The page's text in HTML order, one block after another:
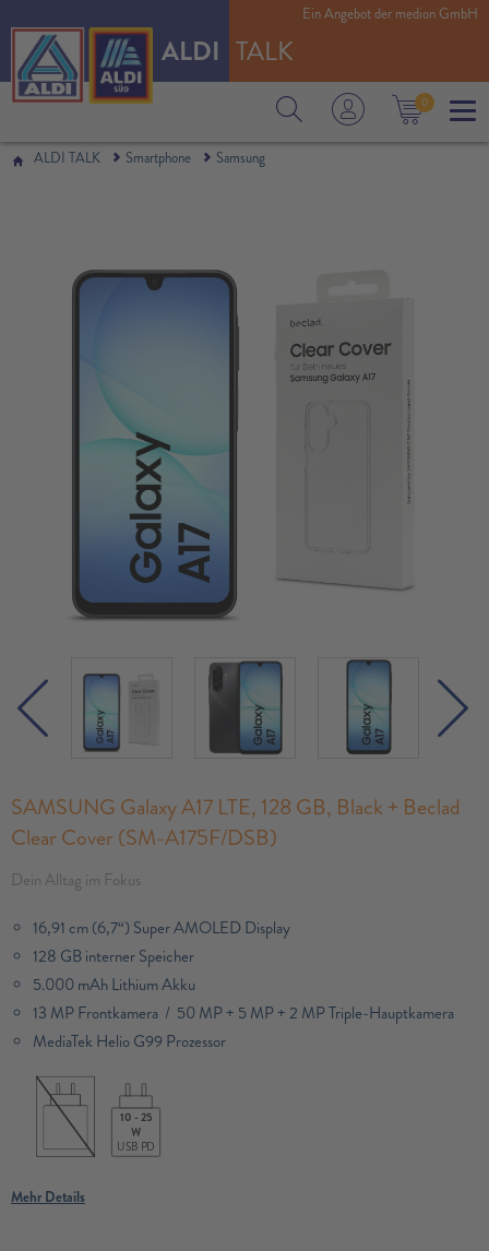
ALDI TALK
0
Ein Angebot der medion GmbH
ALDI TALK Smartphone Samsung
SAMSUNG Galaxy A17 LTE, 128 GB, Black + Beclad
Clear Cover (SM-A175F/DSB)
Dein Alltag im Fokus
16,91 cm (6,7“) Super AMOLED Display
128 GB interner Speicher
5.000 mAh Lithium Akku
13 MP Frontkamera / 50 MP + 5 MP + 2 MP Triple-Hauptkamera
MediaTek Helio G99 Prozessor
10 - 25
W
USB PD
Mehr Details